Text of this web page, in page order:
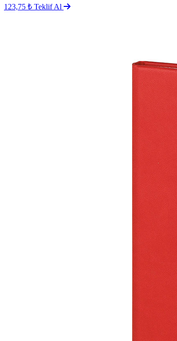
123,75 ₺ Teklif Al